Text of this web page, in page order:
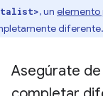
, un elemento
diferente.
Asegúrate